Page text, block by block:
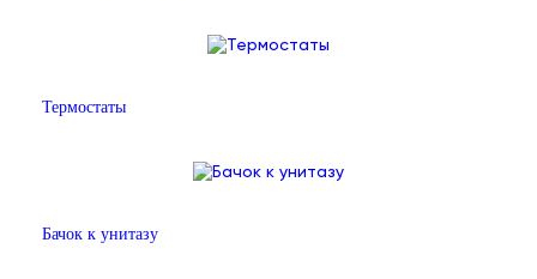
Термостаты
Бачок к унитазу